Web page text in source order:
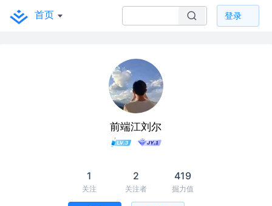
首页 登录
前端江刘尔
1
关注
2
关注者
419
掘力值